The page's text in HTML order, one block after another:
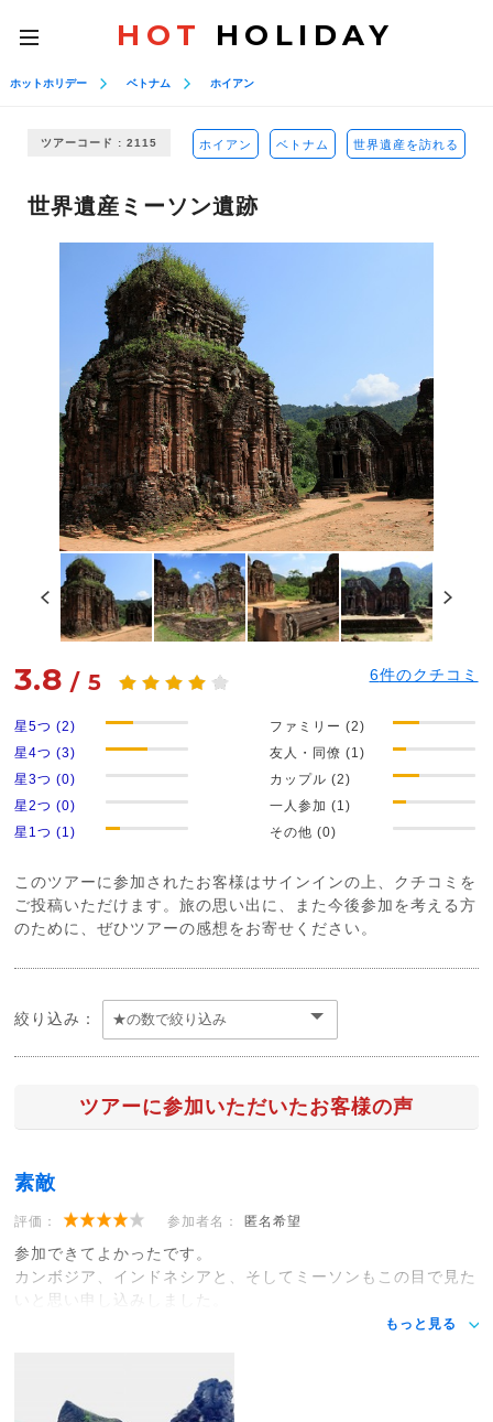
toggle
navigation
HOT HOLIDAY
ホットホリデー ベトナム ホイアン
ツアーコード : 2115 ホイアン ベトナム 世界遺産を訪れる
世界遺産ミーソン遺跡
3.8 /5 6件のクチコミ
星5つ (2)
星4つ (3)
星3つ (0)
星2つ (0)
星1つ (1)
ファミリー (2)
友人・同僚 (1)
カップル (2)
一人参加 (1)
その他 (0)
このツアーに参加されたお客様はサインインの上、クチコミを
ご投稿いただけます。旅の思い出に、また今後参加を考える方
のために、ぜひツアーの感想をお寄せください。
絞り込み：
ツアーに参加いただいたお客様の声
素敵
評価： 参加者名： 匿名希望
参加できてよかったです。
カンボジア、インドネシアと、そしてミーソンもこの目で見た
いと思い申し込みしました。
もっと見る